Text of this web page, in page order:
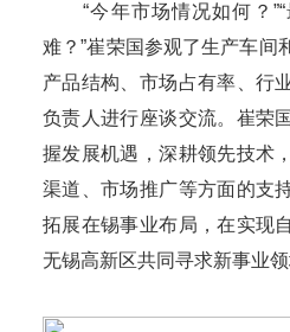
“今年市场情况如何？”“
难？”崔荣国参观了生产车间
产品结构、市场占有率、行
负责人进行座谈交流。崔荣
握发展机遇，深耕领先技术
渠道、市场推广等方面的支
拓展在锡事业布局，在实现
无锡高新区共同寻求新事业领